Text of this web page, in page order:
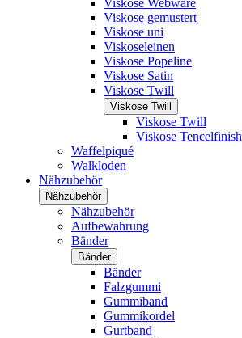
Viskose Webware
Viskose gemustert
Viskose uni
Viskoseleinen
Viskose Popeline
Viskose Satin
Viskose Twill
Viskose Twill
Viskose Twill
Viskose Tencelfinish
Waffelpiqué
Walkloden
Nähzubehör
Nähzubehör
Nähzubehör
Aufbewahrung
Bänder
Bänder
Bänder
Falzgummi
Gummiband
Gummikordel
Gurtband